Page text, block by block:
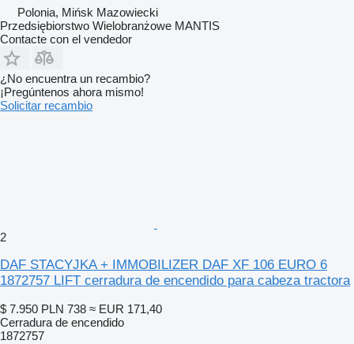
Polonia, Mińsk Mazowiecki
Przedsiębiorstwo Wielobranżowe MANTIS
Contacte con el vendedor
¿No encuentra un recambio?
¡Pregúntenos ahora mismo!
Solicitar recambio
2
DAF STACYJKA + IMMOBILIZER DAF XF 106 EURO 6
1872757 LIFT cerradura de encendido para cabeza tractora
$ 7.950 PLN 738 ≈ EUR 171,40
Cerradura de encendido
1872757